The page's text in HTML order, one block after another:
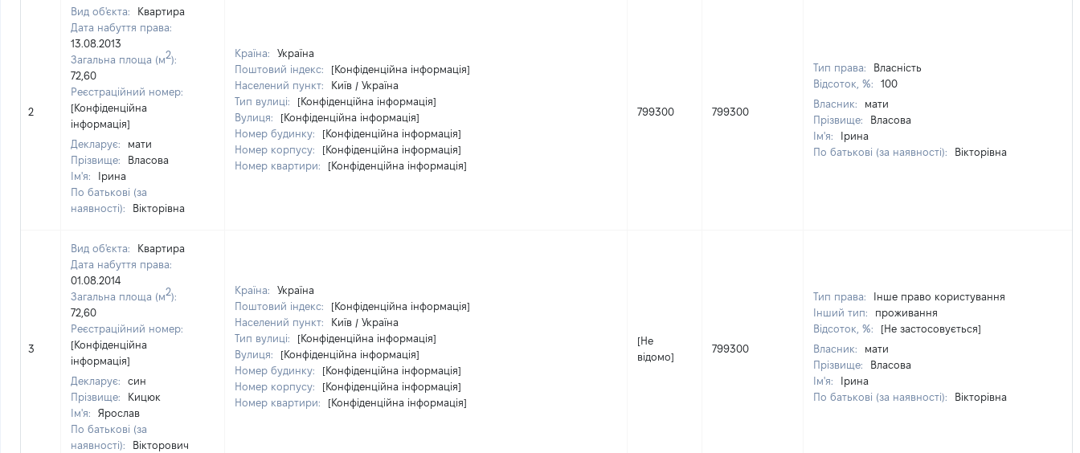
2
Вид об'єкта:
Квартира
Дата набуття права:
13.08.2013
Загальна площа (м2):
72,60
Реєстраційний номер:
[Конфіденційна
інформація]
Декларує:
мати
Прізвище:
Власова
Ім'я:
Ірина
По батькові (за
наявності):
Вікторівна
Країна:
Україна
Поштовий індекс:
[Конфіденційна інформація]
Населений пункт:
Київ / Україна
Тип вулиці:
[Конфіденційна інформація]
Вулиця:
[Конфіденційна інформація]
Номер будинку:
[Конфіденційна інформація]
Номер корпусу:
[Конфіденційна інформація]
Номер квартири:
[Конфіденційна інформація]
799300 799300
Тип права:
Власність
Відсоток, %:
100
Власник:
мати
Прізвище:
Власова
Ім'я:
Ірина
По батькові (за наявності):
Вікторівна
3
Вид об'єкта:
Квартира
Дата набуття права:
01.08.2014
Загальна площа (м2):
72,60
Реєстраційний номер:
[Конфіденційна
інформація]
Декларує:
син
Прізвище:
Кицюк
Ім'я:
Ярослав
По батькові (за
наявності):
Вікторович
Країна:
Україна
Поштовий індекс:
[Конфіденційна інформація]
Населений пункт:
Київ / Україна
Тип вулиці:
[Конфіденційна інформація]
Вулиця:
[Конфіденційна інформація]
Номер будинку:
[Конфіденційна інформація]
Номер корпусу:
[Конфіденційна інформація]
Номер квартири:
[Конфіденційна інформація]
[Не
відомо]
799300
Тип права:
Інше право користування
Інший тип:
проживання
Відсоток, %:
[Не застосовується]
Власник:
мати
Прізвище:
Власова
Ім'я:
Ірина
По батькові (за наявності):
Вікторівна